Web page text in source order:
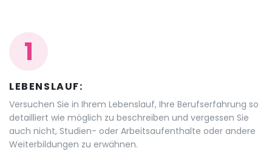
1
LEBENSLAUF:
Versuchen Sie in Ihrem Lebenslauf, Ihre Berufserfahrung so
detailliert wie möglich zu beschreiben und vergessen Sie
auch nicht, Studien- oder Arbeitsaufenthalte oder andere
Weiterbildungen zu erwähnen.